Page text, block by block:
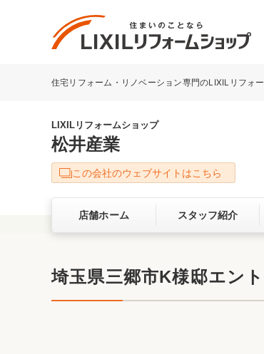
リフォーム事例を探す
キッチン
洗面化粧室
ベランダ・バルコニー
LIXILリフォームショップ
サービス向上・品質改善の取
住宅リフォーム・リノベーション専門のLIXILリフォ
LIXILリフォームショップ
松井産業
この会社のウェブサイトはこちら
店舗ホーム スタッフ紹介
埼玉県三郷市K様邸エン